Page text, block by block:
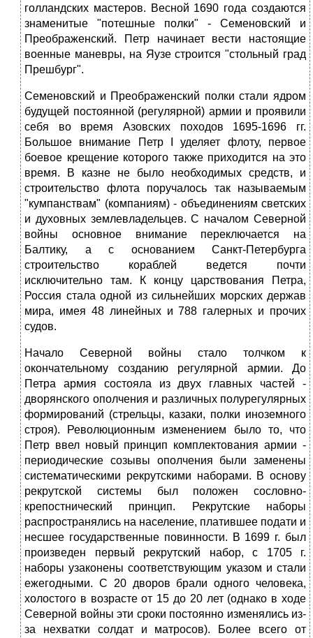
голландских мастеров. Весной 1690 года создаются
знаменитые "потешные полки" - Семеновский и
Преображенский. Петр начинает вести настоящие
военные маневры, на Яузе строится "стольный град
Прешбург".
Семеновский и Преображенский полки стали ядром
будущей постоянной (регулярной) армии и проявили
себя во время Азовских походов 1695-1696 гг.
Большое внимание Петр I уделяет флоту, первое
боевое крещение которого также приходится на это
время. В казне не было необходимых средств, и
строительство флота поручалось так называемым
"кумпанствам" (компаниям) - объединениям светских
и духовных землевладельцев. С началом Северной
войны основное внимание переключается на
Балтику, а с основанием Санкт-Петербурга
строительство кораблей ведется почти
исключительно там. К концу царствования Петра,
Россия стала одной из сильнейших морских держав
мира, имея 48 линейных и 788 галерных и прочих
судов.
Начало Северной войны стало толчком к
окончательному созданию регулярной армии. До
Петра армия состояла из двух главных частей -
дворянского ополчения и различных полурегулярных
формирований (стрельцы, казаки, полки иноземного
строя). Революционным изменением было то, что
Петр ввел новый принцип комплектования армии -
периодические созывы ополчения были заменены
систематическими рекрутскими наборами. В основу
рекрутской системы был положен сословно-
крепостнический принцип. Рекрутские наборы
распространялись на население, платившее подати и
несшее государственные повинности. В 1699 г. был
произведен первый рекрутский набор, с 1705 г.
наборы узаконены соответствующим указом и стали
ежегодными. С 20 дворов брали одного человека,
холостого в возрасте от 15 до 20 лет (однако в ходе
Северной войны эти сроки постоянно изменялись из-
за нехватки солдат и матросов). Более всего от